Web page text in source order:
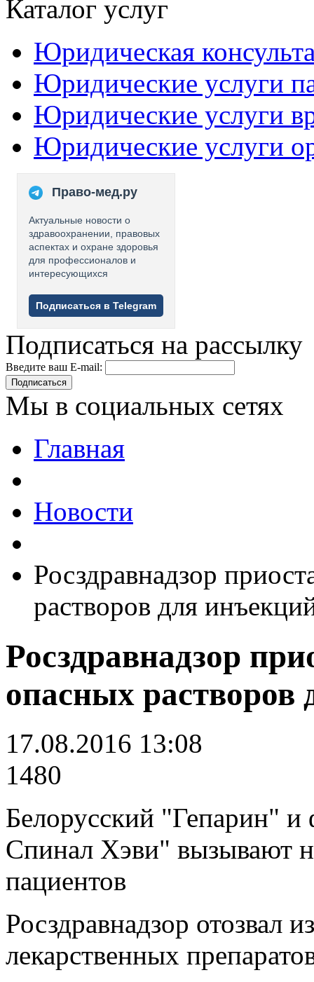
Каталог услуг
Юридическая
Юридические услуги
Юридические услуги
Юридические услуги
Право-мед.ру
Актуальные новости о
здравоохранении, правовых
аспектах и охране здоровья
для профессионалов и
интересующихся
Подписаться в Telegram
Подписаться на рассылку
Введите ваш E-mail:
Подписаться
Мы в социальных сетях
Главная
Новости
Росздравнадзор
растворов для
Росздравнадзор
опасных растворов
17.08.2016 13:08
1480
Белорусский "Гепарин"
Спинал Хэви" вызывают
пациентов
Росздравнадзор отозвал
лекарственных